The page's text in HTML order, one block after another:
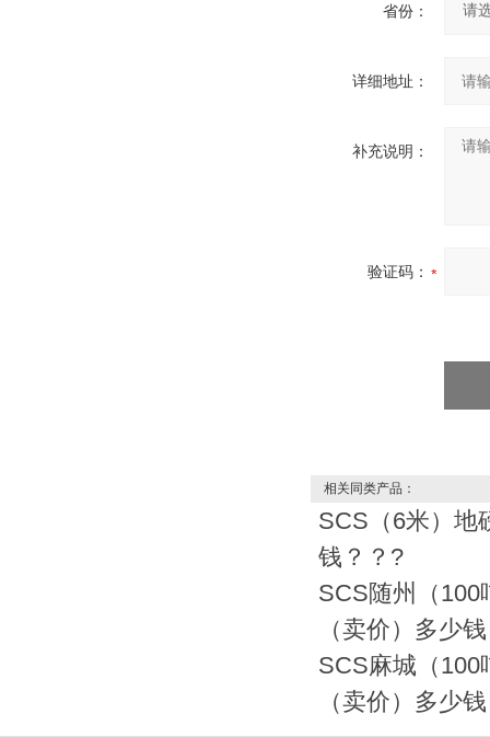
省份：
详细地址：
补充说明：
验证码：
相关同类产品：
SCS（6米）地
钱？？?
SCS随州（100
（卖价）多少
SCS麻城（100
（卖价）多少